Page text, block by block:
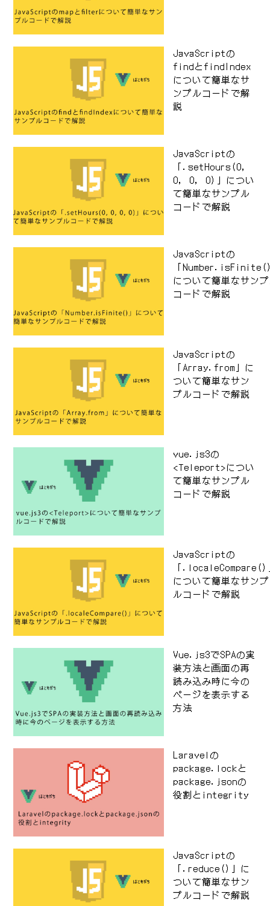
JavaScriptの
findとfindIndex
について簡単なサ
ンプルコードで解
説
JavaScriptの
「.setHours(0,
0, 0, 0)」につい
て簡単なサンプル
コードで解説
JavaScriptの
「
について簡単なサン
コードで解説
JavaScriptの
「Array.from」に
ついて簡単なサン
プルコードで解説
vue.js3の
<Teleport>につい
て簡単なサンプル
コードで解説
JavaScriptの
「.localeCompare()
について簡単なサンプ
ルコードで解説
Vue.js3でSPAの実
装方法と画面の再
読み込み時に今の
ページを表示する
方法
Laravelの
package.lockと
package.jsonの
役割とintegrity
JavaScriptの
「.reduce()」に
ついて簡単なサン
プルコードで解説